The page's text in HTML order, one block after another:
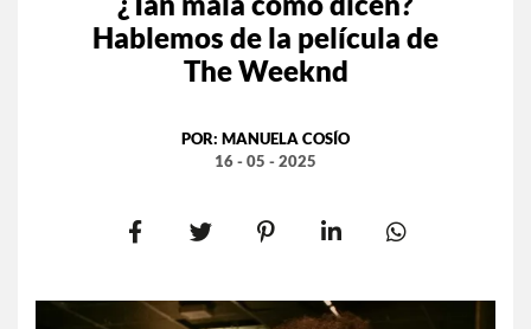
Hablemos de la película de
The Weeknd
POR: MANUELA COSÍO
16 - 05 - 2025